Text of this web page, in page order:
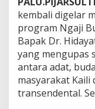
m
b
o
n
g
a
r
A
kembali digelar
program Ngaji
Bapak Dr.
yang mengupas
antara adat,
masyarakat
transendental.